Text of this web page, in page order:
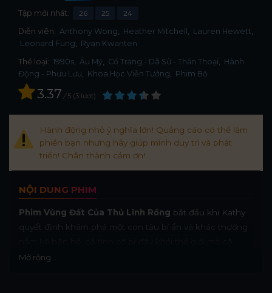
Tập mới nhất: 26 25
24
Diễn viên: Anthony Wong Heather Mitchell
Lauren Hewett
Leonard Fung
Ryan Kwanten
Thể loại: 1990s, Âu Mỹ, Cổ Trang - Dã Sử - Thần Thoại, Hành
Động - Phưu Lưu, Khoa Học Viễn Tưởng, Phim Bộ
3.37 / 5 3 lượt
Hành động nhỏ ý nghĩa lớn! Quảng cáo có thể làm
phiền bạn nhưng hãy giúp mình duy trì và phát
triển! Chân thành cảm ơn!
NỘI DUNG PHIM
Phim Vùng Đất Của Thủ Lĩnh Rồng bắt đầu khi Kathy
quyết định khám phá một con tàu bí ẩn và khác thường
đang sống (Australia) đến một thế giới song song. Thế
Mở rộng...